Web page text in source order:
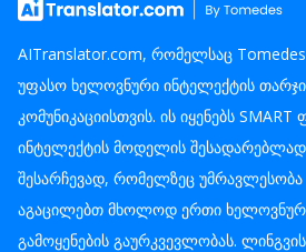
AITranslator.com, რომელსაც
უფასო ხელოვნური ინტელექტის
კომუნიკაციისთვის. ის იყენებს
ინტელექტის მოდელის შესადარებლად
შესარჩევად, რომელზეც უმრავლესობა
აგაცილებთ მხოლოდ ერთი
გამოყენების გაურკვევლობას.